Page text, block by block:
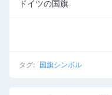
ドイツの国旗
タグ: 国旗シンボル